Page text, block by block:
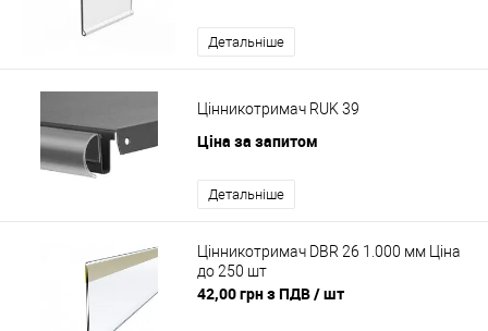
Детальніше
Цінникотримач RUK 39
Ціна за запитом
Детальніше
Цінникотримач DBR 26 1.000 мм Ціна
до 250 шт
42,00 грн з ПДВ/ шт